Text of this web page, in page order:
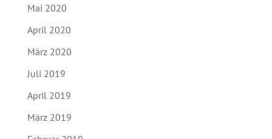
Mai 2020
April 2020
März 2020
Juli 2019
April 2019
März 2019